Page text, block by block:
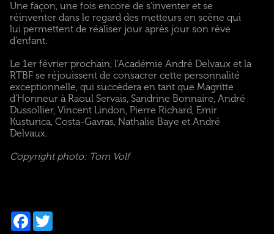
Une façon, une fois encore de s’inventer et se
réinventer dans le regard des metteurs en scène qui
lui permettent de réaliser jour après jour son rêve
d’enfant.
Le 1er février prochain, l’Académie André Delvaux et la
RTBF se réjouissent de consacrer cette personnalité
exceptionnelle, qui succèdera en tant que Magritte
d’Honneur à Raoul Servais, Sandrine Bonnaire, André
Dussollier, Vincent Lindon, Pierre Richard, Emir
Kusturica, Costa-Gavras, Nathalie Baye et André
Delvaux.
Copyright photo: Tom Volf
Facebook
Twitter